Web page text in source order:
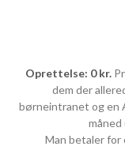
Oprettelse: 0 kr.
dem der
børneintranet og en
måned
Man betaler for